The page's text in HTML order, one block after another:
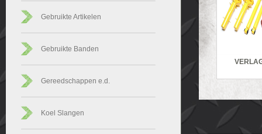
Gebruikte Artikelen
Gebruikte Banden
Gereedschappen e.d.
Koel Slangen